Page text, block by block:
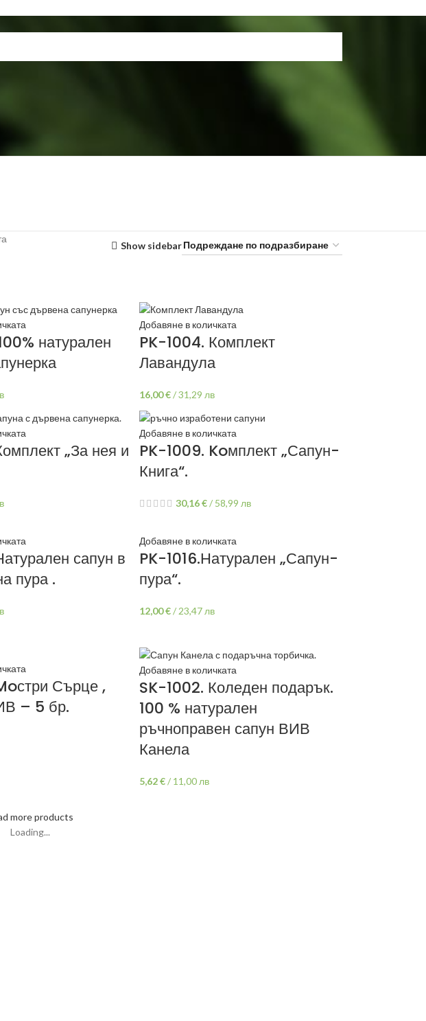
Show sidebar
натурален
Добавяне в количката
PK-1004. Комплект
Лавандула
16,00€/31,29 лв
„За нея и
Добавяне в количката
PK-1009. Koмплект „Сапун-
Книга“.
30,16€/ 58,99 лв
сапун в
пура .
Добавяне в количката
PK-1016.Натурален „Сапун-
пура“.
12,00€/ 23,47 лв
Сърце ,
– 5 бр.
Добавяне в количката
SK-1002. Коледен подарък.
100 % натурален
ръчноправен сапун ВИВ
Канела
5,62€/ 11,00 лв
more products
Loading...